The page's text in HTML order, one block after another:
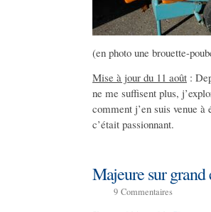
(en photo une brouette-
Mise à jour du 11 août :
ne me suffisent plus,
comment j’en suis venue à
c’était passionnant.
Majeure sur grand
9 Commentaires